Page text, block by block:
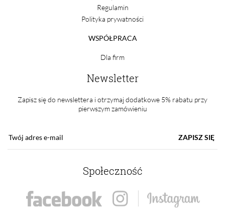
Regulamin
Polityka prywatności
WSPÓŁPRACA
Dla firm
Newsletter
Zapisz się do newslettera i otrzymaj dodatkowe 5% rabatu przy
pierwszym zamówieniu
ZAPISZ SIĘ
Społeczność